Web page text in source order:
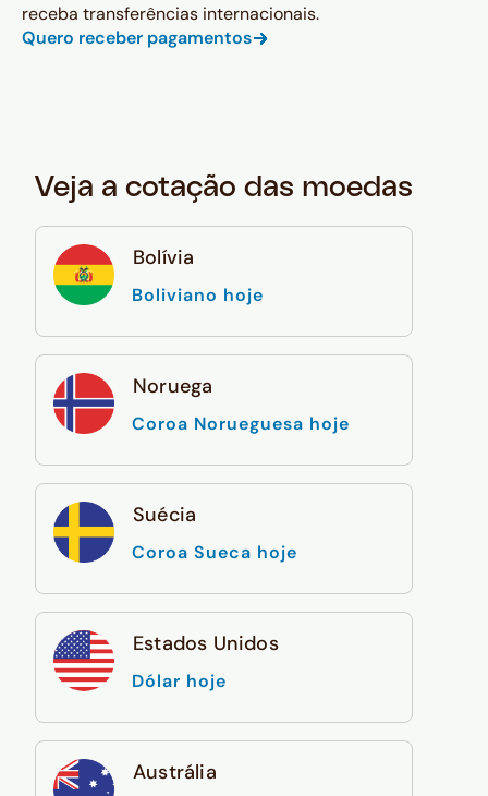
receba transferências internacionais.
Quero receber pagamentos
Veja a cotação das moedas
Bolívia
Boliviano hoje
Noruega
Coroa Norueguesa hoje
Suécia
Coroa Sueca hoje
Estados Unidos
Dólar hoje
Austrália